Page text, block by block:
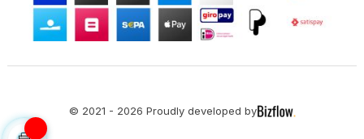
© 2021 - 2026 Proudly developed by